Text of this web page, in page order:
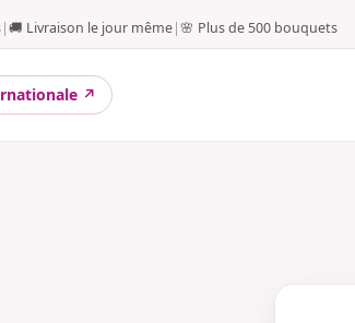
|🚚 Livraison le jour même|🌸 Plus de 500 bouquets
↗